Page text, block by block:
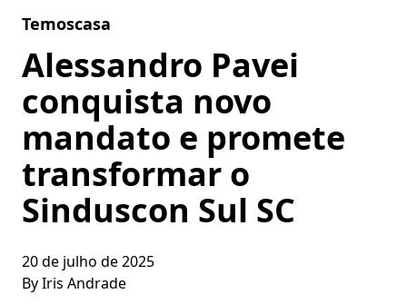
Temoscasa
Alessandro Pavei
conquista novo
mandato e promete
transformar o
Sinduscon Sul SC
20 de julho de 2025
ByIris Andrade